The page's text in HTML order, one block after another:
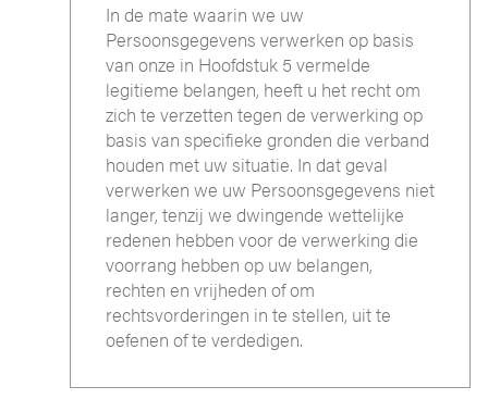
In de mate waarin we uw
Persoonsgegevens verwerken op basis
van onze in Hoofdstuk 5 vermelde
legitieme belangen, heeft u het recht om
zich te verzetten tegen de verwerking op
basis van specifieke gronden die verband
houden met uw situatie. In dat geval
verwerken we uw Persoonsgegevens niet
langer, tenzij we dwingende wettelijke
redenen hebben voor de verwerking die
voorrang hebben op uw belangen,
rechten en vrijheden of om
rechtsvorderingen in te stellen, uit te
oefenen of te verdedigen.